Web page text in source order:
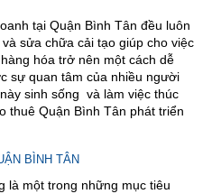
tại Quận Bình Tân đều luôn
sửa chữa cải tạo giúp cho việc
hóa trở nên một cách dễ
sự quan tâm của nhiều người
sinh sống và làm việc thúc
thuê Quận Bình Tân phát triển
BÌNH TÂN
là một trong những mục tiêu